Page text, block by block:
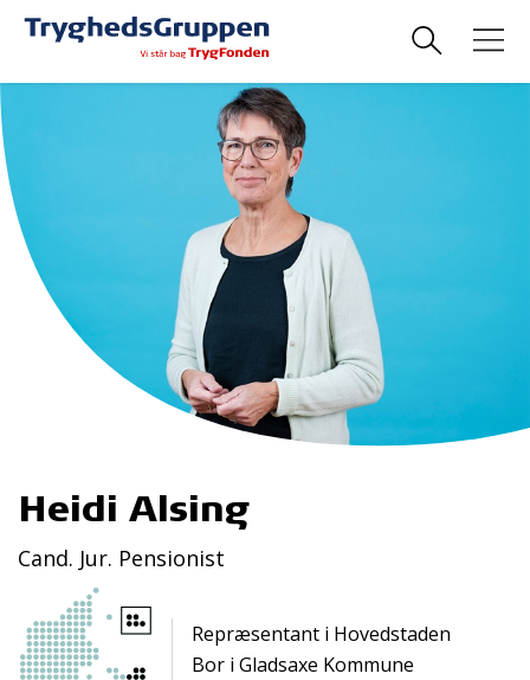
Heidi Alsing
Cand. Jur. Pensionist
Repræsentant i Hovedstaden
Bor i Gladsaxe Kommune